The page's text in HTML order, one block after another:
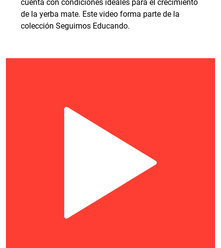
cuenta con condiciones ideales para el crecimiento
de la yerba mate. Este video forma parte de la
colección Seguimos Educando.